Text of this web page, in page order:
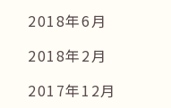
2018年6月
2018年2月
2017年12月